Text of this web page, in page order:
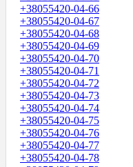
+38055420-04-66
+38055420-04-67
+38055420-04-68
+38055420-04-69
+38055420-04-70
+38055420-04-71
+38055420-04-72
+38055420-04-73
+38055420-04-74
+38055420-04-75
+38055420-04-76
+38055420-04-77
+38055420-04-78